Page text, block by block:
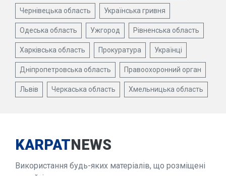
Чернівецька область Українська гривня
Одеська область Ужгород Рівненська область
Харківська область Прокуратура Українці
Дніпропетровська область Правоохоронний орган
Львів Черкаська область Хмельницька область
KARPATNEWS
Використання будь-яких матеріалів, що розміщені